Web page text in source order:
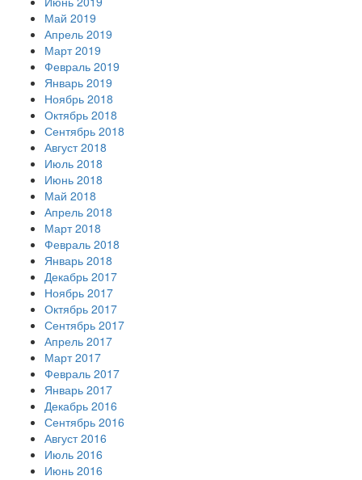
Май 2019
Апрель 2019
Март 2019
Февраль 2019
Январь 2019
Ноябрь 2018
Октябрь 2018
Сентябрь 2018
Август 2018
Июль 2018
Июнь 2018
Май 2018
Апрель 2018
Март 2018
Февраль 2018
Январь 2018
Декабрь 2017
Ноябрь 2017
Октябрь 2017
Сентябрь 2017
Апрель 2017
Март 2017
Февраль 2017
Январь 2017
Декабрь 2016
Сентябрь 2016
Август 2016
Июль 2016
Июнь 2016